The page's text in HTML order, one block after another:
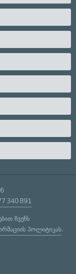
340 891
ჩვენს
პოლიტიკას.